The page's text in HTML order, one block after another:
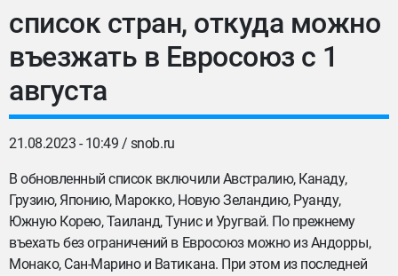
список стран, откуда можно
въезжать в Евросоюз с 1
августа
21.08.2023 - 10:49 / snob.ru
В обновленный список включили Австралию, Канаду,
Грузию, Японию, Марокко, Новую Зеландию, Руанду,
Южную Корею, Таиланд, Тунис и Уругвай. По прежнему
въехать без ограничений в Евросоюз можно из Андорры,
Монако, Сан-Марино и Ватикана. При этом из последней